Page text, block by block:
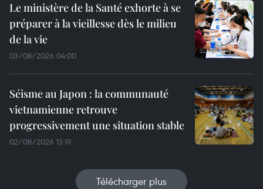
Le ministère de la Santé exhorte à se
préparer à la vieillesse dès le milieu
de la vie
03/08/2026 04:00
Séisme au Japon : la communauté
vietnamienne retrouve
progressivement une situation stable
02/08/2026 13:19
Télécharger plus